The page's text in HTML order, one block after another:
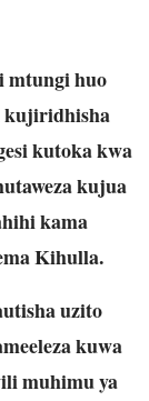
mtungi huo
kujiridhisha
kutoka kwa
kujua
kama
Kihulla.
uzito
kuwa
muhimu ya